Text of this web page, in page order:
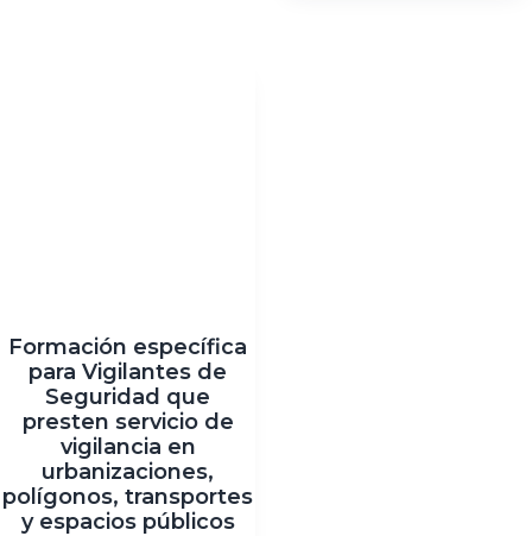
Formación específica
para Vigilantes de
Seguridad que
presten servicio de
vigilancia en
urbanizaciones,
polígonos, transportes
y espacios públicos